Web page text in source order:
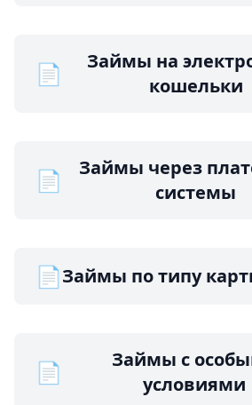
📄
Займы на
кошельки
📄
Займы через
системы
📄Займы по типу
📄
Займы с
условиями